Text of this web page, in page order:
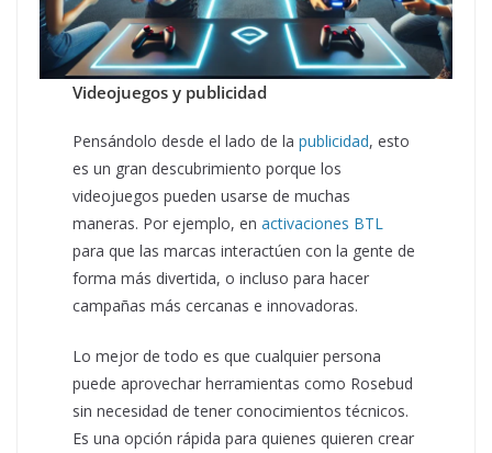
Videojuegos y publicidad
Pensándolo desde el lado de lapublicidad, esto
es un gran descubrimiento porque los
videojuegos pueden usarse de muchas
maneras. Por ejemplo, enactivaciones BTL
para que las marcas interactúen con la gente de
forma más divertida, o incluso para hacer
campañas más cercanas e innovadoras.
Lo mejor de todo es que cualquier persona
puede aprovechar herramientas como Rosebud
sin necesidad de tener conocimientos técnicos.
Es una opción rápida para quienes quieren crear